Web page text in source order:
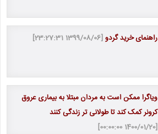
راهنمای خرید گردو[1399/08/06 23:27:31]
ویاگرا ممکن است به مردان مبتلا به بیماری عروق
کرونر کمک کند تا طولانی تر زندگی کنند
[1400/01/20 00:00:00]